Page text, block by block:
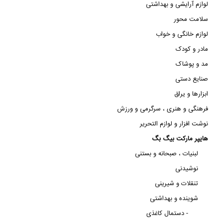
لوازم آرایشی و بهداشتی
سلامت محور
لوازم خانگی و خواب
مادر و کودک
مد و پوشاک
صنایع دستی
ابزارها و یراق
فرهنگی و هنری ، سرگرمی و ورزش
نوشت افزار و لوازم التحریر
هایپر مارکت بیگ بگ
لبنیات ، صبحانه و بستنی
نوشیدنی
تنقلات و شیرینی
شوینده و بهداشتی
دستمال کاغذی -